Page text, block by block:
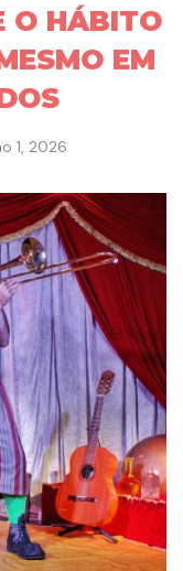
O HÁBITO
EM
1, 2026